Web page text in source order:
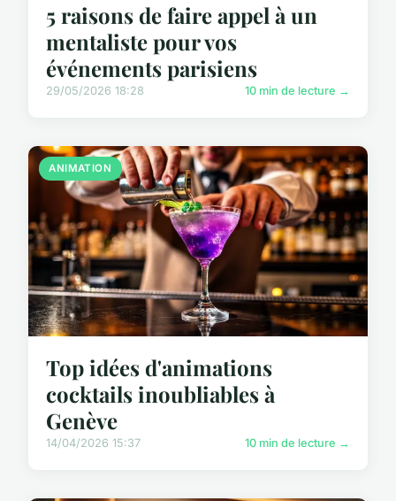
5 raisons de faire appel à un
mentaliste pour vos
événements parisiens
29/05/2026 18:28 10 min de lecture →
ANIMATION
Top idées d'animations
cocktails inoubliables à
Genève
14/04/2026 15:37 10 min de lecture →